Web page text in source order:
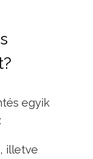
egyik
illetve